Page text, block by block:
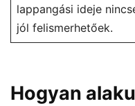
lappangási ideje
jól felismerhetőek.
Hogyan